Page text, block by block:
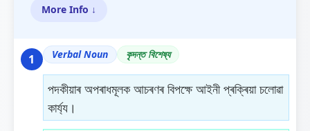
More Info ↓
1 Verbal Noun কৃদন্ত বিশেষ্য
পদকীয়াৰ অপৰাধমূলক আচৰণৰ বিপক্ষে আইনী প্ৰক্ৰিয়া চলোৱা
কাৰ্য্য।